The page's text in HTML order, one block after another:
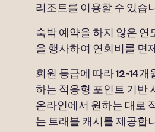
리조트를 이용할 수 있습
숙박 예약을 하지 않은 연
을 행사하여 연회비를 면
회원 등급에 따라12~14
하는 적응형 포인트 기반
온라인에서 원하는 대로
는 트래블 캐시를 제공합